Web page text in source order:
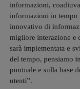
informazioni,
informazioni in tempo
innovativo di
migliore interazione e
sarà implementata e
del tempo, pensiamo
puntuale e sulla base
utenti”.